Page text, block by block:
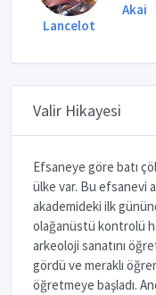
Lancelot
Akai
Valir Hikayesi
Efsaneye göre batı
ülke var. Bu efsanevi
akademideki ilk
olağanüstü kontrolü
arkeoloji sanatını
gördü ve meraklı
öğretmeye başladı.